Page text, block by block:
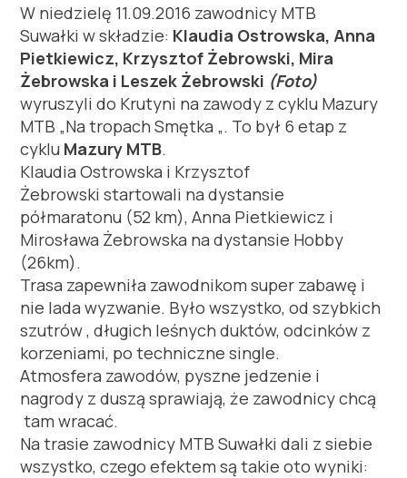
W niedzielę 11.09.2016 zawodnicy MTB
Suwałki w składzie: Klaudia Ostrowska, Anna
Pietkiewicz, Krzysztof Żebrowski, Mira
Żebrowska i Leszek Żebrowski (Foto)
wyruszyli do Krutyni na zawody z cyklu Mazury
MTB „Na tropach Smętka „. To był 6 etap z
cyklu Mazury MTB.
Klaudia Ostrowska i Krzysztof
Żebrowski startowali na dystansie
półmaratonu (52 km), Anna Pietkiewicz i
Mirosława Żebrowska na dystansie Hobby
(26km).
Trasa zapewniła zawodnikom super zabawę i
nie lada wyzwanie. Było wszystko, od szybkich
szutrów , długich leśnych duktów, odcinków z
korzeniami, po techniczne single.
Atmosfera zawodów, pyszne jedzenie i
nagrody z duszą sprawiają, że zawodnicy chcą
tam wracać.
Na trasie zawodnicy MTB Suwałki dali z siebie
wszystko, czego efektem są takie oto wyniki: